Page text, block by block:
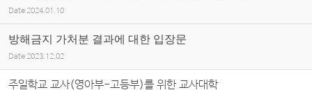
Date 2024.01.10
방해금지 가처분 결과에 대한 입장문
Date 2023.12.02
주일학교 교사(영아부-고등부)를 위한 교사대학